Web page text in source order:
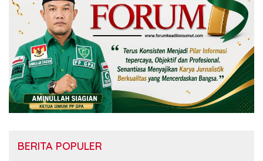
BERITA POPULER